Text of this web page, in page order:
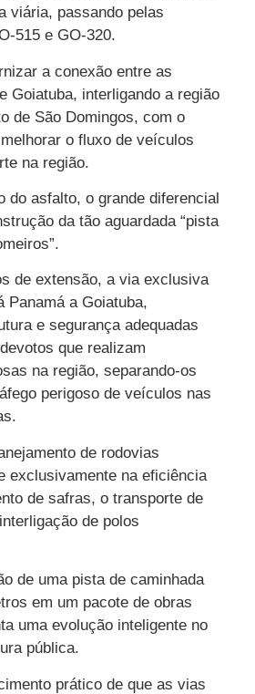
viária, passando pelas
515 e GO-320.
a conexão entre as
Goiatuba, interligando a região
de São Domingos, com o
o fluxo de veículos
na região.
do asfalto, o grande diferencial
da tão aguardada “pista
de extensão, a via exclusiva
Panamá a Goiatuba,
e segurança adequadas
que realizam
na região, separando-os
perigoso de veículos nas
de rodovias
exclusivamente na eficiência
de safras, o transporte de
de polos
de uma pista de caminhada
em um pacote de obras
uma evolução inteligente no
pública.
prático de que as vias